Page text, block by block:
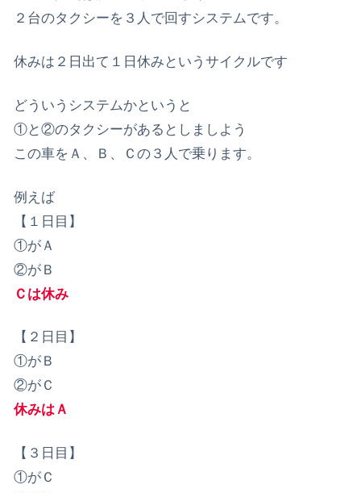
２台のタクシーを３人で回すシステムです。
休みは２日出て１日休みというサイクルです
どういうシステムかというと
①と②のタクシーがあるとしましよう
この車をＡ、Ｂ、Ｃの３人で乗ります。
例えば
【１日目】
①がＡ
②がＢ
Ｃは休み
【２日目】
①がＢ
②がＣ
休みはＡ
【３日目】
①がＣ